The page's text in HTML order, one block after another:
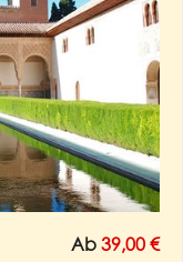
Ab 39,00 €